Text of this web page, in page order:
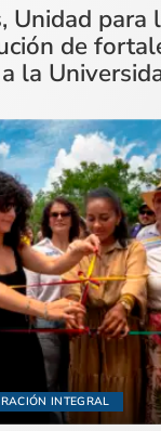
Unidad para
de
la
INTEGRAL